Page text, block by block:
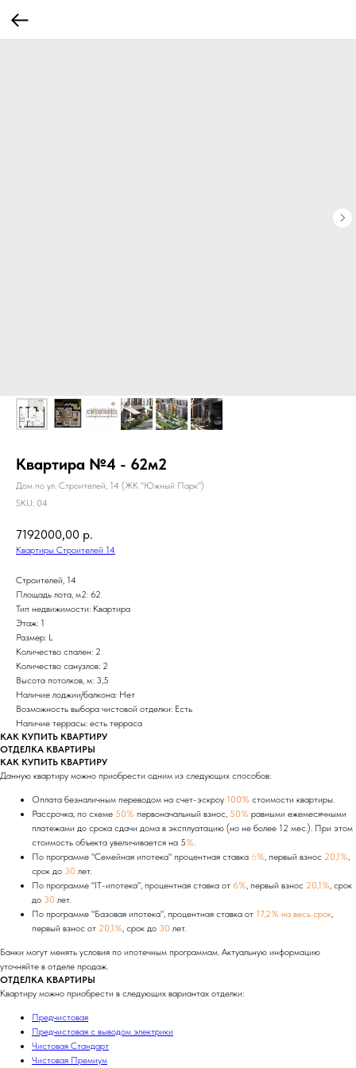
Квартира №4 - 62м2
Дом по ул. Строителей, 14 (ЖК "Южный Парк")
SKU: 04
7192000,00 р.
Квартиры Строителей 14
Строителей, 14
Площадь лота, м2: 62
Тип недвижимости: Квартира
Этаж: 1
Размер: L
Количество спален: 2
Количество санузлов: 2
Высота потолков, м: 3,5
Наличие лоджии/балкона: Нет
Возможность выбора чистовой отделки: Есть
Наличие террасы: есть терраса
КАК КУПИТЬ КВАРТИРУ
ОТДЕЛКА КВАРТИРЫ
КАК КУПИТЬ КВАРТИРУ
Данную квартиру можно приобрести одним из следующих способов:
Оплата безналичным переводом на счет-эскроу 100% стоимости квартиры.
Рассрочка, по схеме 50% первоначальный взнос, 50% равными ежемесячными
платежами до срока сдачи дома в эксплуатацию (но не более 12 мес.). При этом
стоимость объекта увеличивается на 5%.
По программе "Семейная ипотека" процентная ставка 6%, первый взнос 20,1%,
срок до 30 лет.
По программе "IT-ипотека", процентная ставка от 6%, первый взнос 20,1%, срок
до 30 лет.
По программе "Базовая ипотека", процентная ставка от 17,2% на весь срок,
первый взнос от 20,1%, срок до 30 лет.
Банки могут менять условия по ипотечным программам. Актуальную информацию
уточняйте в отделе продаж.
ОТДЕЛКА КВАРТИРЫ
Квартиру можно приобрести в следующих вариантах отделки:
Предчистовая
Предчистовая с выводом электрики
Чистовая Стандарт
Чистовая Премиум